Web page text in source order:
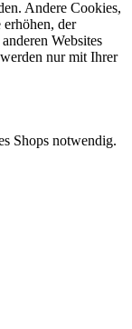
Andere Cookies,
der
Websites
nur mit Ihrer
Shops notwendig.